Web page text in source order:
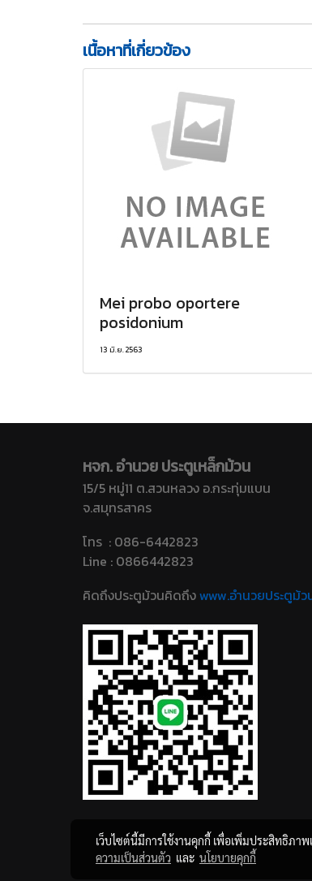
เนื้อหาที่เกี่ยวข้อง
Mei probo oportere
posidonium
13 มิ.ย. 2563
หจก. อำนวย ประตูเหล็กม้วน
15/5 หมู่11 ต.สวนหลวง อ.กระทุ่มแบน
จ.สมุทรสาคร
โทร : 086-6442823
Line : 0866442823
คิดถึงประตูม้วนคิดถึงwww.อํานวยประตูม้
เว็บไซต์นี้มีการใช้งานคุกกี้ เพื่อเพิ่มประสิทธิภา
ความเป็นส่วนตัว และ นโยบายคุกกี้